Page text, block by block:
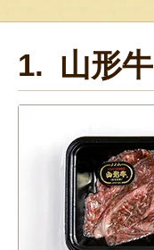
1. 山形牛